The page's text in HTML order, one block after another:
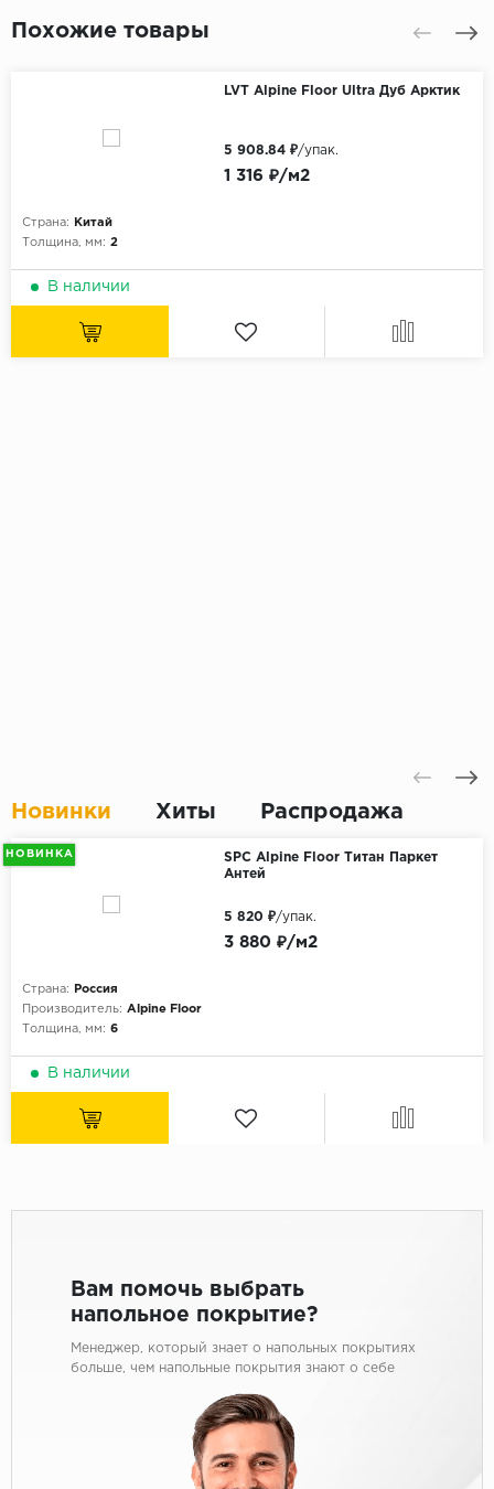
Похожие товары
LVT Alpine Floor Ultra Дуб Арктик
Страна:
Китай
Толщина, мм: 2
1 316 ₽/м2
5 908.84 ₽/упак.
В наличии
Новинки Хиты Распродажа
НОВИНКА
SPC Alpine Floor Титан Паркет
Антей
Страна:
Россия
Производитель: Alpine Floor
Толщина, мм: 6
3 880 ₽/м2
5 820 ₽/упак.
В наличии
Вам помочь выбрать
напольное покрытие?
Менеджер, который знает о напольных покрытиях
больше, чем напольные покрытия знают о себе